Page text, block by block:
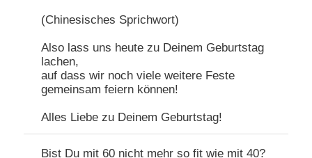
(Chinesisches Sprichwort)
Also lass uns heute zu Deinem Geburtstag
lachen,
auf dass wir noch viele weitere Feste
gemeinsam feiern können!
Alles Liebe zu Deinem Geburtstag!
Bist Du mit 60 nicht mehr so fit wie mit 40?